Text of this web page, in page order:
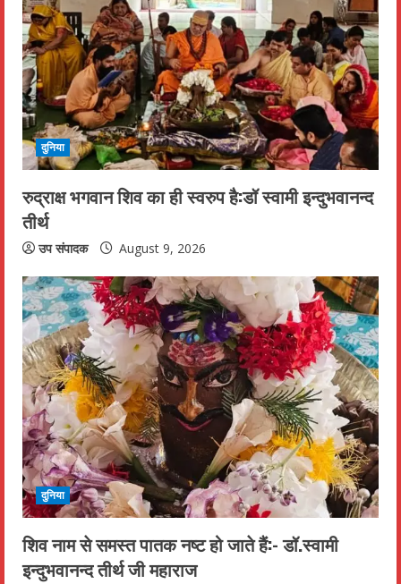
R
e
a
d
i
n
g
दुनिया
रुद्राक्ष भगवान शिव का ही स्वरुप है:डॉ स्वामी इन्दुभवानन्द
तीर्थ
उप संपादक August 9, 2026
दुनिया
शिव नाम से समस्त पातक नष्ट हो जाते हैं:- डॉ.स्वामी
इन्दुभवानन्द तीर्थ जी महाराज